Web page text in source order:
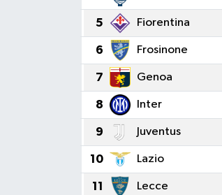
5 Fiorentina
6 Frosinone
7 Genoa
8 Inter
9 Juventus
10 Lazio
11 Lecce